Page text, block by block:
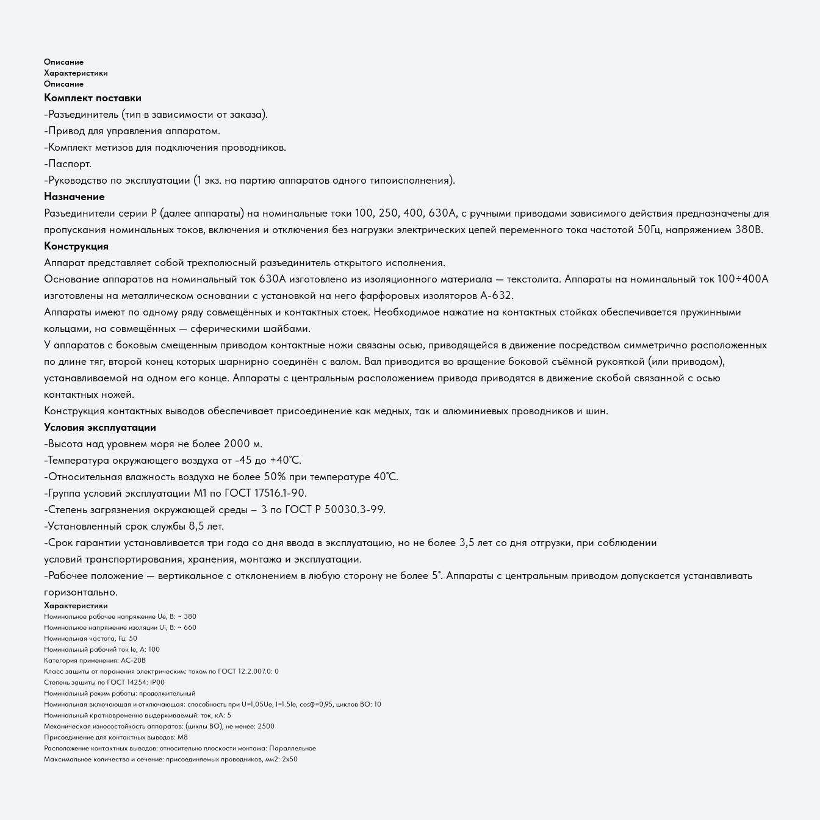
Описание
Характеристики
Описание
Комплект поставки
-Разъединитель (тип в зависимости от заказа).
-Привод для управления аппаратом.
-Комплект метизов для подключения проводников.
-Паспорт.
-Руководство по эксплуатации (1 экз. на партию аппаратов одного типоисполнения).
Назначение
Разъединители серии Р (далее аппараты) на номинальные токи 100, 250, 400, 630А, с ручными приводами зависимого действия предназначены для
пропускания номинальных токов, включения и отключения без нагрузки электрических цепей переменного тока частотой 50Гц, напряжением 380В.
Конструкция
Аппарат представляет собой трехполюсный разъединитель открытого исполнения.
Основание аппаратов на номинальный ток 630А изготовлено из изоляционного материала — текстолита. Аппараты на номинальный ток 100÷400А
изготовлены на металлическом основании с установкой на него фарфоровых изоляторов А-632.
Аппараты имеют по одному ряду совмещённых и контактных стоек. Необходимое нажатие на контактных стойках обеспечивается пружинными
кольцами, на совмещённых — сферическими шайбами.
У аппаратов с боковым смещенным приводом контактные ножи связаны осью, приводящейся в движение посредством симметрично расположенных
по длине тяг, второй конец которых шарнирно соединён с валом. Вал приводится во вращение боковой съёмной рукояткой (или приводом),
устанавливаемой на одном его конце. Аппараты с центральным расположением привода приводятся в движение скобой связанной с осью
контактных ножей.
Конструкция контактных выводов обеспечивает присоединение как медных, так и алюминиевых проводников и шин.
Условия эксплуатации
-Высота над уровнем моря не более 2000 м.
-Температура окружающего воздуха от -45 до +40˚С.
-Относительная влажность воздуха не более 50% при температуре 40˚С.
-Группа условий эксплуатации М1 по ГОСТ 17516.1-90.
-Степень загрязнения окружающей среды – 3 по ГОСТ Р 50030.3-99.
-Установленный срок службы 8,5 лет.
-Срок гарантии устанавливается три года со дня ввода в эксплуатацию, но не более 3,5 лет со дня отгрузки, при соблюдении
условий транспортирования, хранения, монтажа и эксплуатации.
-Рабочее положение — вертикальное с отклонением в любую сторону не более 5˚. Аппараты с центральным приводом допускается устанавливать
горизонтально.
Характеристики
Номинальное рабочее напряжение Ue, В: ~ 380
Номинальное напряжение изоляции Ui, В: ~ 660
Номинальная частота, Гц: 50
Номинальный рабочий ток Ie, А: 100
Категория применения: АС-20В
Класс защиты от поражения электрическим: током по ГОСТ 12.2.007.0: 0
Степень защиты по ГОСТ 14254: IP00
Номинальный режим работы: продолжительный
Номинальная включающая и отключающая: способность при U=1,05Ue, I=1.5Ie, cosφ=0,95, циклов ВО: 10
Номинальный кратковременно выдерживаемый: ток, кА: 5
Механическая износостойкость аппаратов: (циклы ВО), не менее: 2500
Присоединение для контактных выводов: М8
Расположение контактных выводов: относительно плоскости монтажа: Параллельное
Максимальное количество и сечение: присоединяемых проводников, мм2: 2х50